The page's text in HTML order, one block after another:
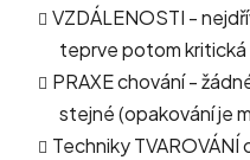
VZDÁLENOSTI -
teprve potom kritická
PRAXE chování -
stejné (opakování je
Techniky